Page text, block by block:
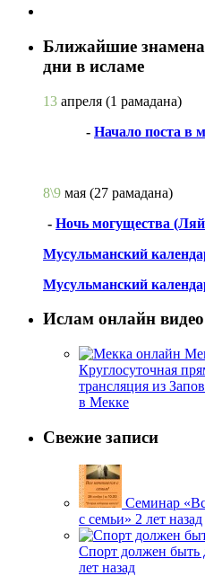
Ближайшие
дни в исламе
13 апреля (1 рамадана)
- Начало поста в
8\9 мая (27 рамадана)
- Ночь могущества
Мусульманский
Мусульманский
Ислам онлайн видео
Круглосуточная
трансляция из
в Мекке
Свежие записи
Семинар
с семьи» 2 лет назад
Спорт должен быть
лет назад